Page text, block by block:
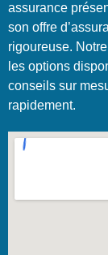
assurance
son offre
rigoureuse.
les options
conseils sur
rapidement.